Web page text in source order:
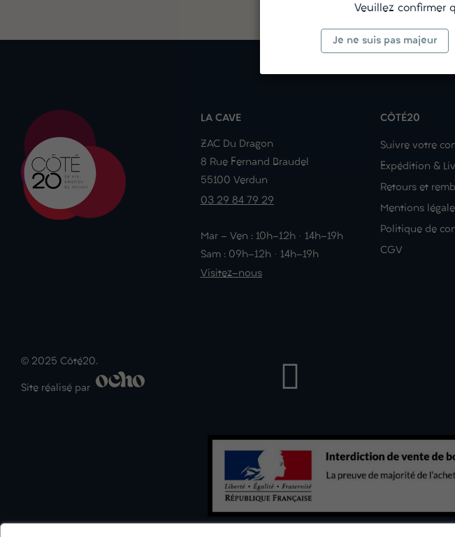
LA CAVE
ZAC Du Dragon
8 Rue Fernand Braudel
55100 Verdun
03 29 84 79 29
Mar - Ven : 10h-12h · 14h-19h
Sam : 09h-12h · 14h-19h
Visitez-nous
CÔTÉ20
Suivre votre
Expédition &
Retours et
Mentions
Politique de
CGV
© 2025 Côté20.
Site réalisé par
Veuillez confirmer
Je ne suis pas majeur